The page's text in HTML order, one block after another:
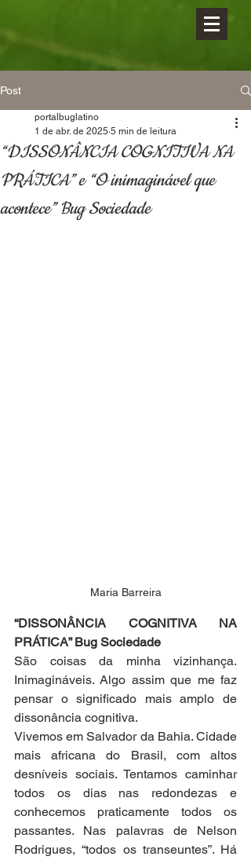
Post
“DISSONÂNCIA COGNITIVA NA
PRÁTICA” e “O inimaginável que
acontece” Bug Sociedade
portalbuglatino
1 de abr. de 2025 5 min de leitura
Maria Barreira
“DISSONÂNCIA COGNITIVA NA
PRÁTICA” Bug Sociedade
São coisas da minha vizinhança.
Inimagináveis. Algo assim que me faz
pensar o significado mais amplo de
dissonância cognitiva.
Vivemos em Salvador da Bahia. Cidade
mais africana do Brasil, com altos
desníveis sociais. Tentamos caminhar
todos os dias nas redondezas e
conhecemos praticamente todos os
passantes. Nas palavras de Nelson
Rodrigues, “todos os transeuntes”. Há